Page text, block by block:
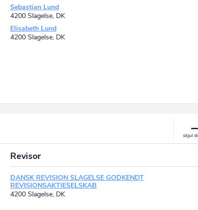
Sebastian Lund
4200 Slagelse, DK
Elisabeth Lund
4200 Slagelse, DK
Revisor
DANSK REVISION SLAGELSE GODKENDT
REVISIONSAKTIESELSKAB
4200 Slagelse, DK